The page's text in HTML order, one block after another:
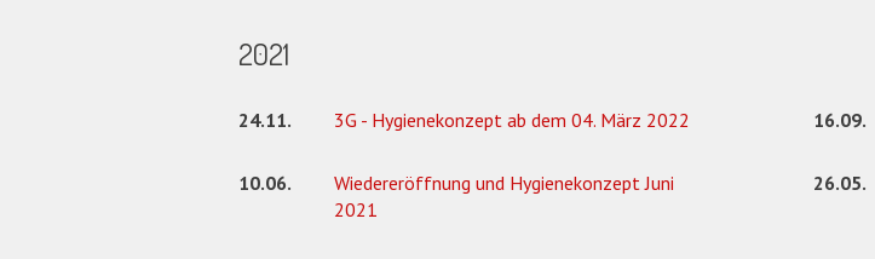
2021
24.11. 3G - Hygienekonzept ab dem 04. März 2022 16.09.
10.06.
Wiedereröffnung und Hygienekonzept Juni
2021
26.05.